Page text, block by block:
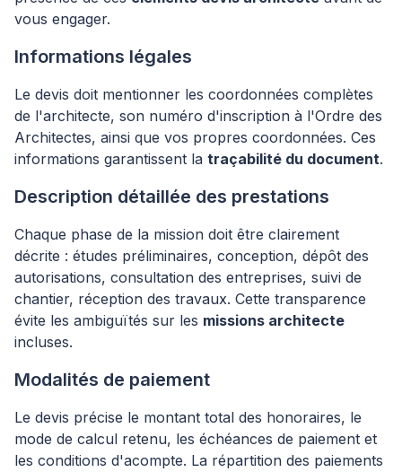
vous engager.
Informations légales
Le devis doit mentionner les coordonnées complètes
de l'architecte, son numéro d'inscription à l'Ordre des
Architectes, ainsi que vos propres coordonnées. Ces
informations garantissent la traçabilité du document.
Description détaillée des prestations
Chaque phase de la mission doit être clairement
décrite : études préliminaires, conception, dépôt des
autorisations, consultation des entreprises, suivi de
chantier, réception des travaux. Cette transparence
évite les ambiguïtés sur les missions architecte
incluses.
Modalités de paiement
Le devis précise le montant total des honoraires, le
mode de calcul retenu, les échéances de paiement et
les conditions d'acompte. La répartition des paiements